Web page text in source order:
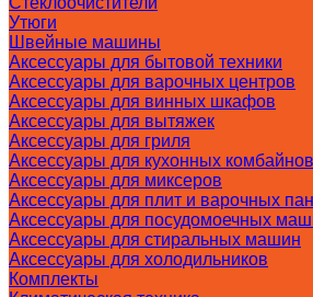
Утюги
Швейные машины
Аксессуары для бытовой техники
Аксессуары для варочных центров
Аксессуары для винных шкафов
Аксессуары для вытяжек
Аксессуары для гриля
Аксессуары для кухонных комбайнов
Аксессуары для миксеров
Аксессуары для плит и варочных
Аксессуары для посудомоечных
Аксессуары для стиральных машин
Аксессуары для холодильников
Комплекты